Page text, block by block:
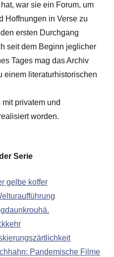
war sie ein Forum, um
Hoffnungen in Verse zu
ersten Durchgang
seit dem Beginn jeglicher
Tages mag das Archiv
einem literaturhistorischen
privatem und
worden.
Serie
gelbe koffer
Pandemische Filme